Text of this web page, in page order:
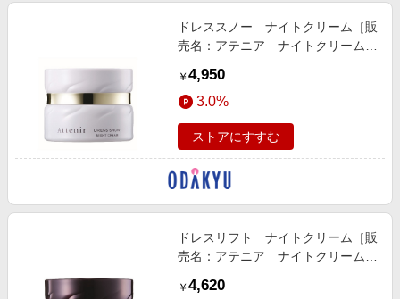
ドレススノー ナイトクリーム［販
売名：アテニア ナイトクリーム
￥ 4,950
3.0%
ストアにすすむ
ドレスリフト ナイトクリーム［販
売名：アテニア ナイトクリーム
￥ 4,620